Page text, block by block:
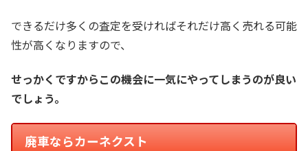
できるだけ多くの査定を受ければそれだけ高く売れる可能
性が高くなりますので、
せっかくですからこの機会に一気にやってしまうのが良い
でしょう。
廃車ならカーネクスト